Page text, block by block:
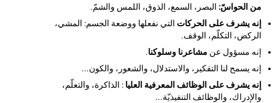
من الحواسّ: البصر، السمع، الذوق، اللمس والشمّ.
إنه يشرف على الحركات التي نفعلها ووضعة الجسم: المشي،
الركض، التكلّم، الوقف.
إنه مسؤول عن مشاعرنا وسلوكنا.
إنه يسمح لنا التفكير، والاستدلال، والشعور، والكون...
إنه يشرف على الوظائف المعرفية العليا: الذاكرة، والتعلّم،
والإدراك، والوظائف التنفيذيّة...